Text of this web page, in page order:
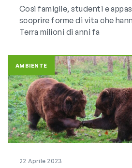
Così famiglie, studenti e
scoprire forme di vita che
Terra milioni di anni fa
AMBIENTE
22 Aprile 2023